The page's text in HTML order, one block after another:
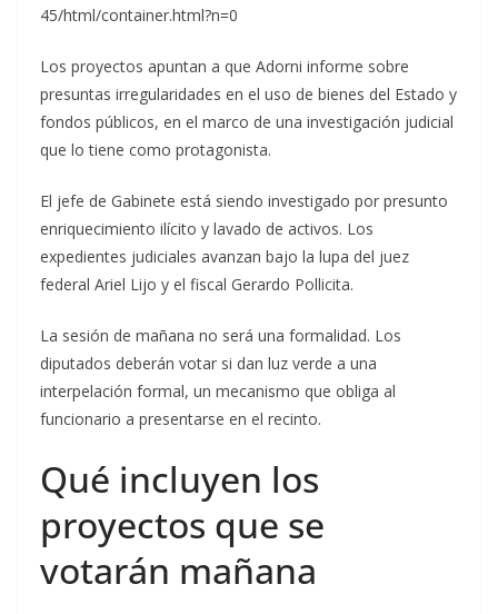
45/html/container.html?n=0
Los proyectos apuntan a que Adorni informe sobre
presuntas irregularidades en el uso de bienes del Estado y
fondos públicos, en el marco de una investigación judicial
que lo tiene como protagonista.
El jefe de Gabinete está siendo investigado por presunto
enriquecimiento ilícito y lavado de activos. Los
expedientes judiciales avanzan bajo la lupa del juez
federal Ariel Lijo y el fiscal Gerardo Pollicita.
La sesión de mañana no será una formalidad. Los
diputados deberán votar si dan luz verde a una
interpelación formal, un mecanismo que obliga al
funcionario a presentarse en el recinto.
Qué incluyen los
proyectos que se
votarán mañana